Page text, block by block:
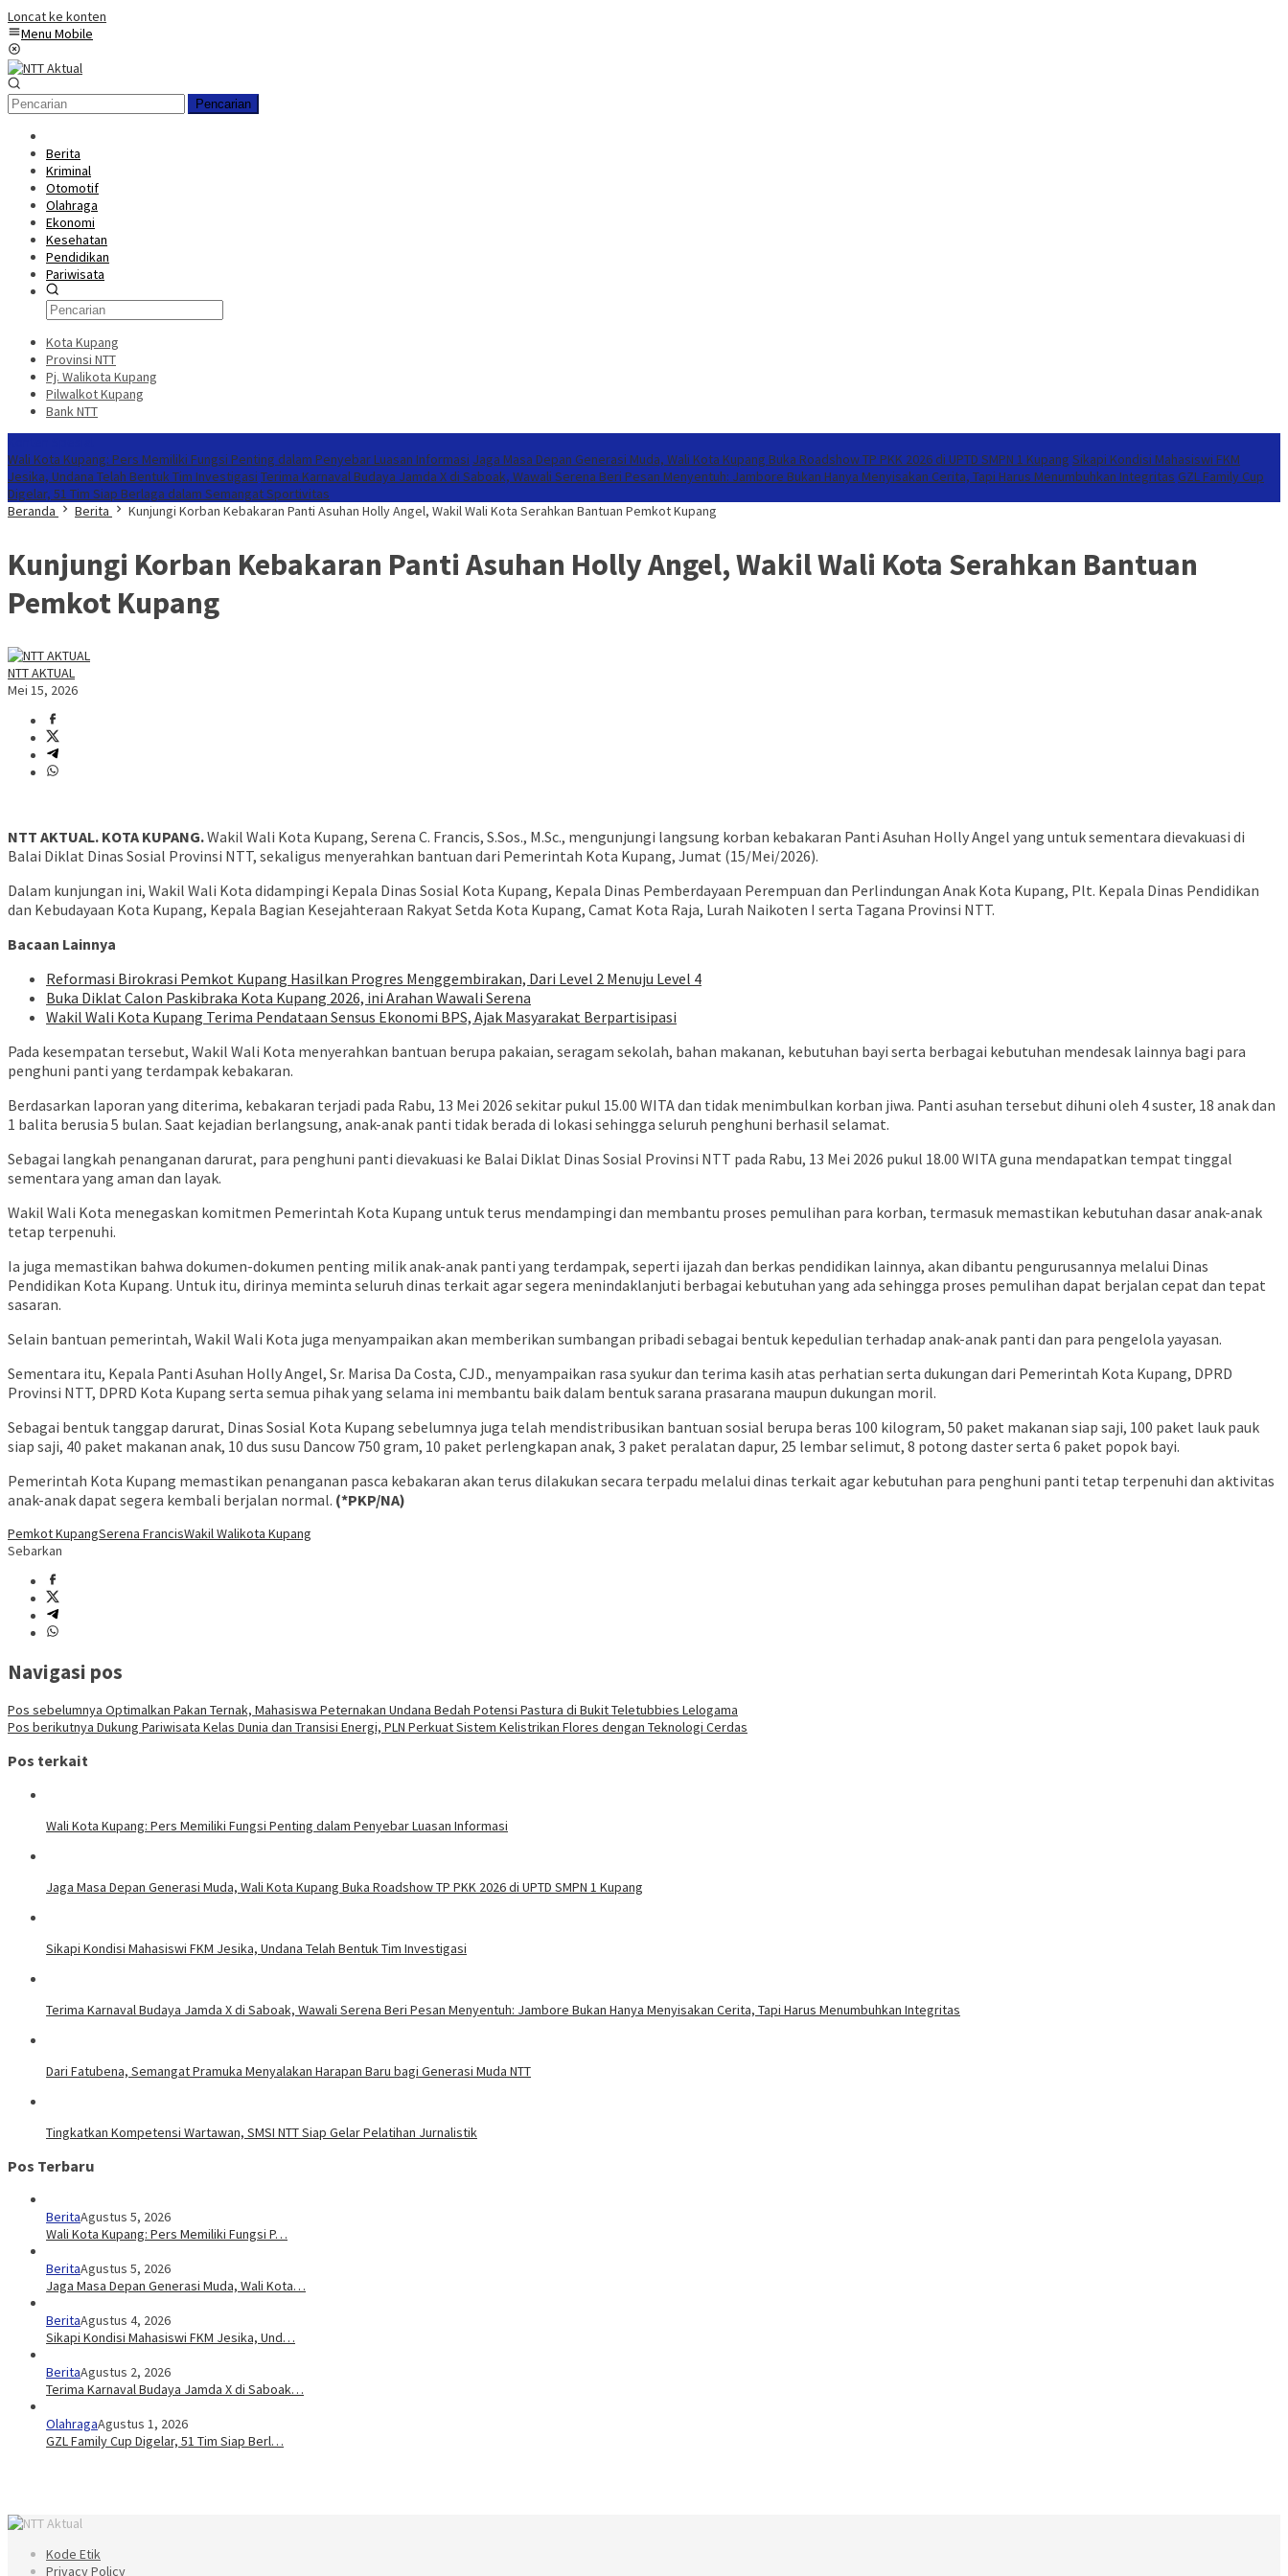
Loncat ke konten
Menu Mobile
Pencarian
Berita
Kriminal
Otomotif
Olahraga
Ekonomi
Kesehatan
Pendidikan
Pariwisata
Kota Kupang
Provinsi NTT
Pj. Walikota Kupang
Pilwalkot Kupang
Bank NTT
Wali Kota Kupang: Pers Memiliki Fungsi Penting dalam Penyebar Luasan Informasi Jaga Masa Depan Generasi Muda, Wali Kota Kupang Buka Roadshow TP PKK 2026 di UPTD SMPN 1 Kupang Sikapi Kondisi Mahasiswi FKM
Jesika, Undana Telah Bentuk Tim Investigasi Terima Karnaval Budaya Jamda X di Saboak, Wawali Serena Beri Pesan Menyentuh: Jambore Bukan Hanya Menyisakan Cerita, Tapi Harus Menumbuhkan Integritas GZL Family Cup
Digelar, 51 Tim Siap Berlaga dalam Semangat Sportivitas
Beranda
Berita Kunjungi Korban Kebakaran Panti Asuhan Holly Angel, Wakil Wali Kota Serahkan Bantuan Pemkot Kupang
Kunjungi Korban Kebakaran Panti Asuhan Holly Angel, Wakil Wali Kota Serahkan Bantuan
Pemkot Kupang
NTT AKTUAL
Mei 15, 2026
NTT AKTUAL. KOTA KUPANG.Wakil Wali Kota Kupang, Serena C. Francis, S.Sos., M.Sc., mengunjungi langsung korban kebakaran Panti Asuhan Holly Angel yang untuk sementara dievakuasi di
Balai Diklat Dinas Sosial Provinsi NTT, sekaligus menyerahkan bantuan dari Pemerintah Kota Kupang, Jumat (15/Mei/2026).
Dalam kunjungan ini, Wakil Wali Kota didampingi Kepala Dinas Sosial Kota Kupang, Kepala Dinas Pemberdayaan Perempuan dan Perlindungan Anak Kota Kupang, Plt. Kepala Dinas Pendidikan
dan Kebudayaan Kota Kupang, Kepala Bagian Kesejahteraan Rakyat Setda Kota Kupang, Camat Kota Raja, Lurah Naikoten I serta Tagana Provinsi NTT.
Bacaan Lainnya
Reformasi Birokrasi Pemkot Kupang Hasilkan Progres Menggembirakan, Dari Level 2 Menuju Level 4
Buka Diklat Calon Paskibraka Kota Kupang 2026, ini Arahan Wawali Serena
Wakil Wali Kota Kupang Terima Pendataan Sensus Ekonomi BPS, Ajak Masyarakat Berpartisipasi
Pada kesempatan tersebut, Wakil Wali Kota menyerahkan bantuan berupa pakaian, seragam sekolah, bahan makanan, kebutuhan bayi serta berbagai kebutuhan mendesak lainnya bagi para
penghuni panti yang terdampak kebakaran.
Berdasarkan laporan yang diterima, kebakaran terjadi pada Rabu, 13 Mei 2026 sekitar pukul 15.00 WITA dan tidak menimbulkan korban jiwa. Panti asuhan tersebut dihuni oleh 4 suster, 18 anak dan
1 balita berusia 5 bulan. Saat kejadian berlangsung, anak-anak panti tidak berada di lokasi sehingga seluruh penghuni berhasil selamat.
Sebagai langkah penanganan darurat, para penghuni panti dievakuasi ke Balai Diklat Dinas Sosial Provinsi NTT pada Rabu, 13 Mei 2026 pukul 18.00 WITA guna mendapatkan tempat tinggal
sementara yang aman dan layak.
Wakil Wali Kota menegaskan komitmen Pemerintah Kota Kupang untuk terus mendampingi dan membantu proses pemulihan para korban, termasuk memastikan kebutuhan dasar anak-anak
tetap terpenuhi.
Ia juga memastikan bahwa dokumen-dokumen penting milik anak-anak panti yang terdampak, seperti ijazah dan berkas pendidikan lainnya, akan dibantu pengurusannya melalui Dinas
Pendidikan Kota Kupang. Untuk itu, dirinya meminta seluruh dinas terkait agar segera menindaklanjuti berbagai kebutuhan yang ada sehingga proses pemulihan dapat berjalan cepat dan tepat
sasaran.
Selain bantuan pemerintah, Wakil Wali Kota juga menyampaikan akan memberikan sumbangan pribadi sebagai bentuk kepedulian terhadap anak-anak panti dan para pengelola yayasan.
Sementara itu, Kepala Panti Asuhan Holly Angel, Sr. Marisa Da Costa, CJD., menyampaikan rasa syukur dan terima kasih atas perhatian serta dukungan dari Pemerintah Kota Kupang, DPRD
Provinsi NTT, DPRD Kota Kupang serta semua pihak yang selama ini membantu baik dalam bentuk sarana prasarana maupun dukungan moril.
Sebagai bentuk tanggap darurat, Dinas Sosial Kota Kupang sebelumnya juga telah mendistribusikan bantuan sosial berupa beras 100 kilogram, 50 paket makanan siap saji, 100 paket lauk pauk
siap saji, 40 paket makanan anak, 10 dus susu Dancow 750 gram, 10 paket perlengkapan anak, 3 paket peralatan dapur, 25 lembar selimut, 8 potong daster serta 6 paket popok bayi.
Pemerintah Kota Kupang memastikan penanganan pasca kebakaran akan terus dilakukan secara terpadu melalui dinas terkait agar kebutuhan para penghuni panti tetap terpenuhi dan aktivitas
anak-anak dapat segera kembali berjalan normal. (*PKP/NA)
Pemkot KupangSerena FrancisWakil Walikota Kupang
Sebarkan
Navigasi pos
Pos sebelumnya Optimalkan Pakan Ternak, Mahasiswa Peternakan Undana Bedah Potensi Pastura di Bukit Teletubbies Lelogama
Pos berikutnya Dukung Pariwisata Kelas Dunia dan Transisi Energi, PLN Perkuat Sistem Kelistrikan Flores dengan Teknologi Cerdas
Pos terkait
Wali Kota Kupang: Pers Memiliki Fungsi Penting dalam Penyebar Luasan Informasi
Jaga Masa Depan Generasi Muda, Wali Kota Kupang Buka Roadshow TP PKK 2026 di UPTD SMPN 1 Kupang
Sikapi Kondisi Mahasiswi FKM Jesika, Undana Telah Bentuk Tim Investigasi
Terima Karnaval Budaya Jamda X di Saboak, Wawali Serena Beri Pesan Menyentuh: Jambore Bukan Hanya Menyisakan Cerita, Tapi Harus Menumbuhkan Integritas
Dari Fatubena, Semangat Pramuka Menyalakan Harapan Baru bagi Generasi Muda NTT
Tingkatkan Kompetensi Wartawan, SMSI NTT Siap Gelar Pelatihan Jurnalistik
Pos Terbaru
BeritaAgustus 5, 2026
Wali Kota Kupang: Pers Memiliki Fungsi P…
BeritaAgustus 5, 2026
Jaga Masa Depan Generasi Muda, Wali Kota…
BeritaAgustus 4, 2026
Sikapi Kondisi Mahasiswi FKM Jesika, Und…
BeritaAgustus 2, 2026
Terima Karnaval Budaya Jamda X di Saboak…
OlahragaAgustus 1, 2026
GZL Family Cup Digelar, 51 Tim Siap Berl…
Kode Etik
Privacy Policy